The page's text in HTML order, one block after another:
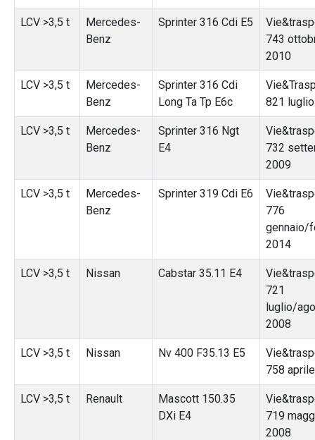
LCV >3,5 t
Mercedes-
Benz
Sprinter 316 Cdi E5
743
2010
LCV >3,5 t
Mercedes-
Benz
Sprinter 316 Cdi
Long Ta Tp E6c
821
LCV >3,5 t
Mercedes-
Benz
Sprinter 316 Ngt
E4
732
2009
LCV >3,5 t
Mercedes-
Benz
Sprinter 319 Cdi E6
776
gennaio/
2014
LCV >3,5 t Nissan Cabstar 35.11 E4
721
luglio/
2008
LCV >3,5 t Nissan Nv 400 F35.13 E5
758
LCV >3,5 t Renault
Mascott 150.35
DXi E4
719
2008